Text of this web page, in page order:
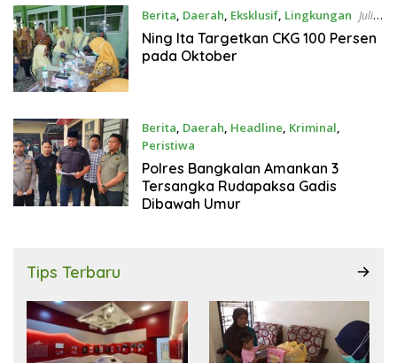
Berita, Daerah, Eksklusif, Lingkungan Juli
23, 2026
Ning Ita Targetkan CKG 100 Persen
pada Oktober
Berita, Daerah, Headline, Kriminal,
Peristiwa
Juli 21, 2026
Polres Bangkalan Amankan 3
Tersangka Rudapaksa Gadis
Dibawah Umur
Tips Terbaru